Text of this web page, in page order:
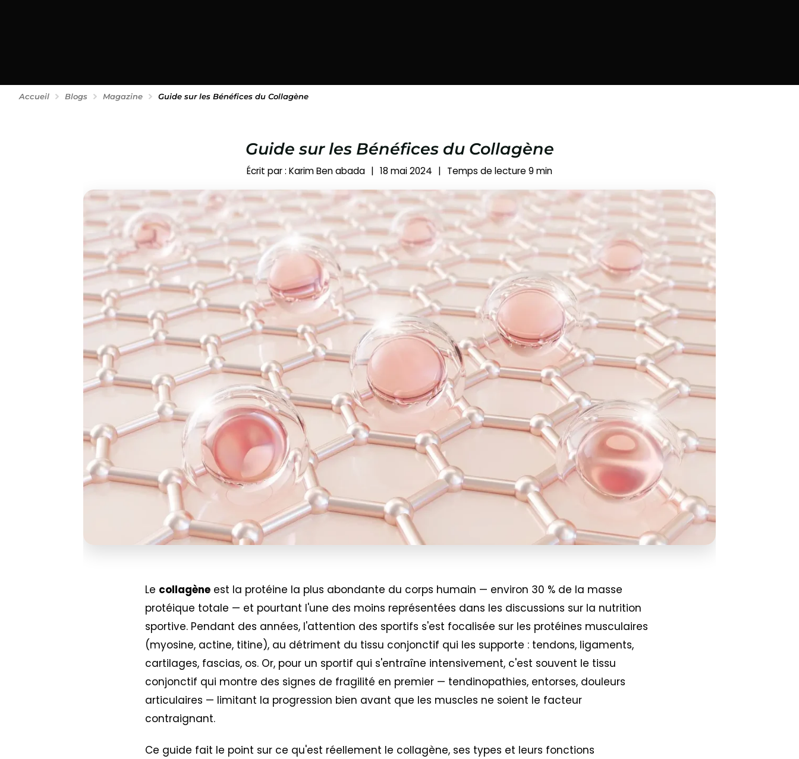
Accueil Blogs Magazine Guide sur les Bénéfices du Collagène
Guide sur les Bénéfices du Collagène
Écrit par : Karim Ben abada | 18 mai 2024 | Temps de lecture9min
Le collagène est la protéine la plus abondante du corps humain — environ 30 % de la masse
protéique totale — et pourtant l'une des moins représentées dans les discussions sur la nutrition
sportive. Pendant des années, l'attention des sportifs s'est focalisée sur les protéines musculaires
(myosine, actine, titine), au détriment du tissu conjonctif qui les supporte : tendons, ligaments,
cartilages, fascias, os. Or, pour un sportif qui s'entraîne intensivement, c'est souvent le tissu
conjonctif qui montre des signes de fragilité en premier — tendinopathies, entorses, douleurs
articulaires — limitant la progression bien avant que les muscles ne soient le facteur
contraignant.
Ce guide fait le point sur ce qu'est réellement le collagène, ses types et leurs fonctions